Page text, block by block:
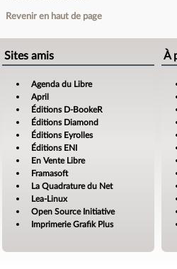
Revenir en haut de page
Sites amis
Agenda du Libre
April
Éditions D-BookeR
Éditions Diamond
Éditions Eyrolles
Éditions ENI
En Vente Libre
Framasoft
La Quadrature du Net
Lea-Linux
Open Source Initiative
Imprimerie Grafik Plus
À